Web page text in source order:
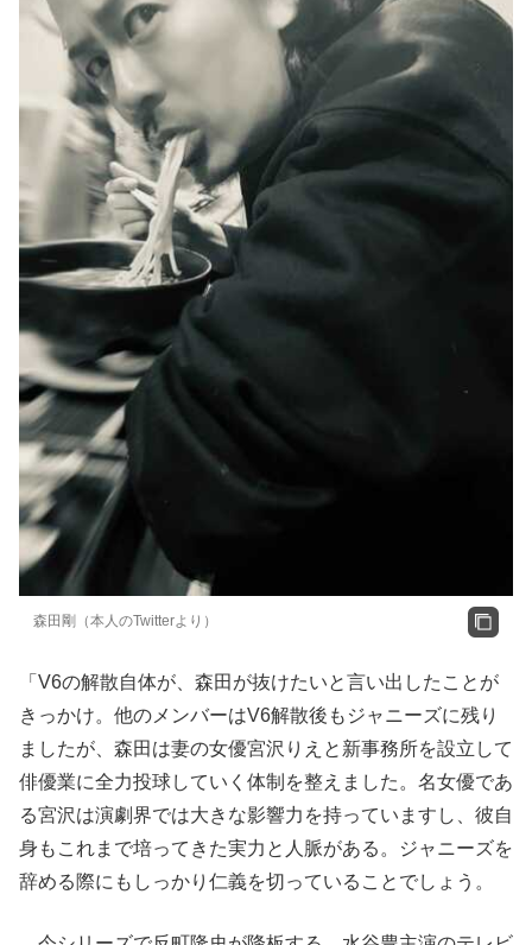
森田剛（本人のTwitterより）
「V6の解散自体が、森田が抜けたいと言い出したことが
きっかけ。他のメンバーはV6解散後もジャニーズに残り
ましたが、森田は妻の女優宮沢りえと新事務所を設立して
俳優業に全力投球していく体制を整えました。名女優であ
る宮沢は演劇界では大きな影響力を持っていますし、彼自
身もこれまで培ってきた実力と人脈がある。ジャニーズを
辞める際にもしっかり仁義を切っていることでしょう。